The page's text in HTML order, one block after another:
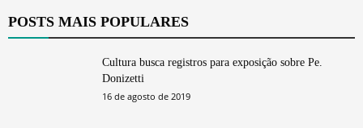
POSTS MAIS POPULARES
Cultura busca registros para exposição sobre Pe.
Donizetti
16 de agosto de 2019